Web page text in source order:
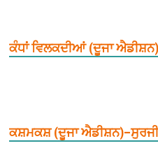
ਕੰਧਾਂ ਵਿਲਕਦੀਆਂ (ਦੂਜਾ
ਕਸ਼ਮਕਸ਼ (ਦੂਜਾ